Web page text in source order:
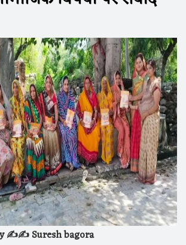
✍️✍️ Suresh bagora